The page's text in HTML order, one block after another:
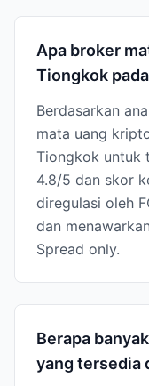
Apa broker
Tiongkok
Berdasarkan
mata uang
Tiongkok untuk
4.8/5 dan skor
diregulasi oleh
dan
Spread only.
Berapa
yang tersedia